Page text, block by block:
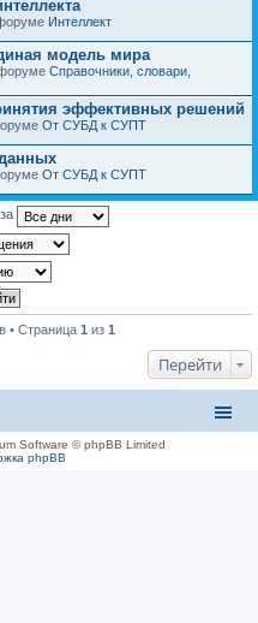
Интеллект
модель мира
Справочники, словари,
эффективных решений
От СУБД к СУПТ
От СУБД к СУПТ
• Страница 1 из 1
Перейти
Software © phpBB Limited
phpBB